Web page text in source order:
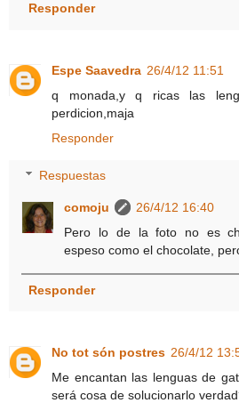
Responder
Espe Saavedra 26/4/12 11:51
q monada,y q ricas las
perdicion,maja
Responder
Respuestas
comoju
26/4/12 16:40
Pero lo de la foto no es
espeso como el chocolate,
Responder
No tot són postres 26/4/12
Me encantan las lenguas de
será cosa de solucionarlo